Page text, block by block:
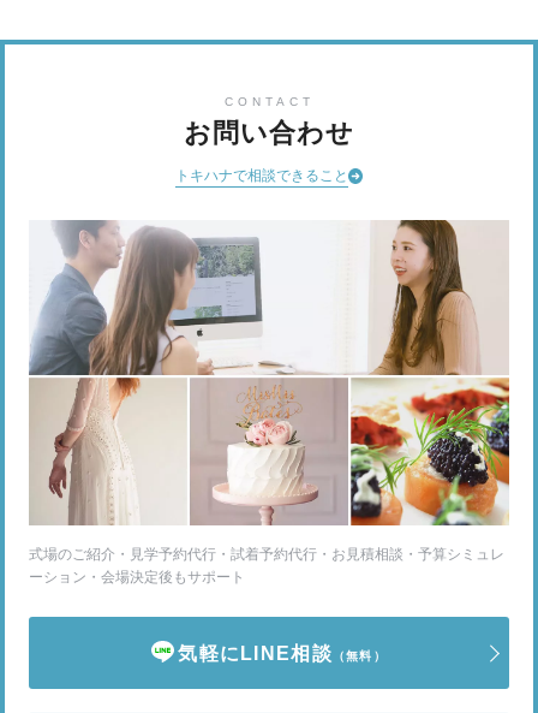
CONTACT
お問い合わせ
トキハナで相談できること
式場のご紹介・見学予約代行・試着予約代行・お見積相談・予算シミュレ
ーション・会場決定後もサポート
気軽にLINE相談 （無料）